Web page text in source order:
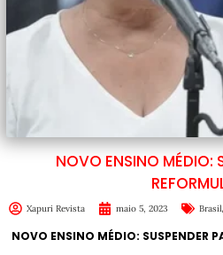
NOVO ENSINO MÉDIO:
Xapuri Revista maio 5, 2023 Brasil,
NOVO ENSINO MÉDIO: SUSPENDER